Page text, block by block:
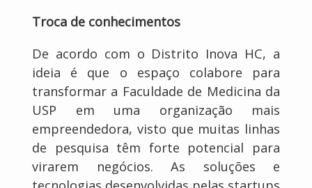
Troca de conhecimentos
De acordo com o Distrito Inova HC, a
ideia é que o espaço colabore para
transformar a Faculdade de Medicina da
USP em uma organização mais
empreendedora, visto que muitas linhas
de pesquisa têm forte potencial para
virarem negócios. As soluções e